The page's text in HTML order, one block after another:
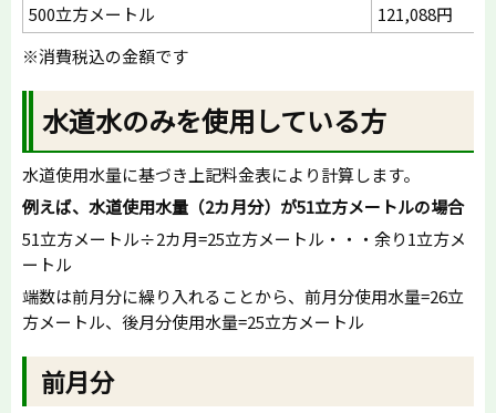
500立方メートル
121,088円
※消費税込の金額です
水道水のみを使用している方
水道使用水量に基づき上記料金表により計算します。
例えば、水道使用水量（2カ月分）が51立方メートルの場合
51立方メートル÷2カ月=25立方メートル・・・余り1立方メ
ートル
端数は前月分に繰り入れることから、前月分使用水量=26立
方メートル、後月分使用水量=25立方メートル
前月分